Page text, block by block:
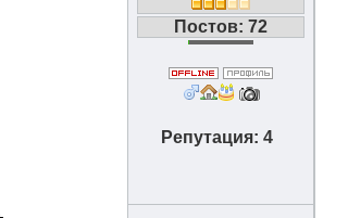
Постов: 72
Репутация: 4